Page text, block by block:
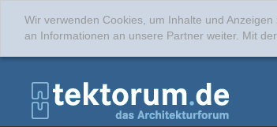
Wir verwenden Cookies, um Inhalte und
an Informationen an unsere Partner weiter. Mit